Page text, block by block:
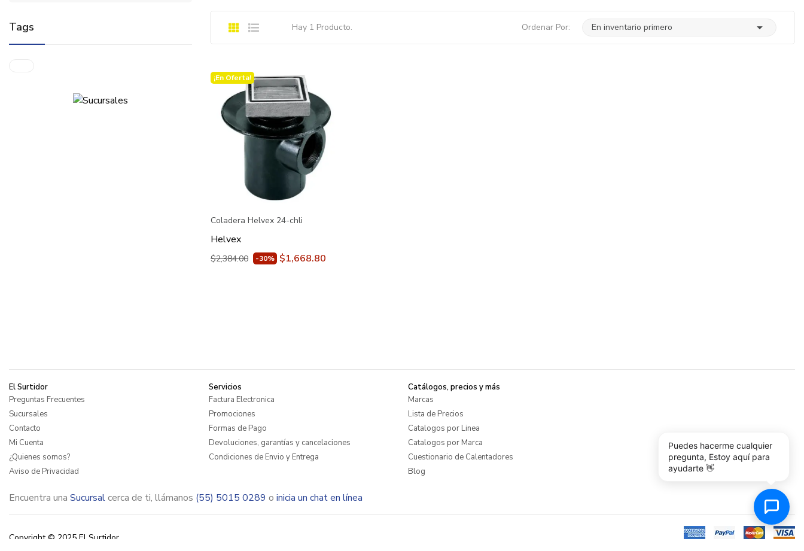
Tags Hay 1 Producto. Ordenar Por: En inventario primero 
¡En Oferta!
Coladera Helvex 24-chli
Helvex
$2,384.00 -30% $1,668.80
El Surtidor
Preguntas Frecuentes
Sucursales
Contacto
Mi Cuenta
¿Quienes somos?
Aviso de Privacidad
Servicios
Factura Electronica
Promociones
Formas de Pago
Devoluciones, garantías y cancelaciones
Condiciones de Envio y Entrega
Catálogos, precios y más
Marcas
Lista de Precios
Catalogos por Linea
Catalogos por Marca
Cuestionario de Calentadores
Blog
Encuentra una Sucursalcerca de ti, llámanos (55) 5015 0289 o inicia un chat en línea
Copyright © 2025 El Surtidor
Puedes hacerme cualquier
pregunta, Estoy aquí para
ayudarte 👋